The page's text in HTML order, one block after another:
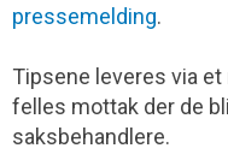
pressemelding.
Tipsene leveres via
felles mottak der de
saksbehandlere.